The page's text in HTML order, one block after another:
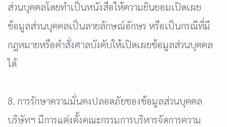
ส่วนบุคคลโดยทำเป็นหนังสือให้ความยินยอมเปิดเผย
ข้อมูลส่วนบุคคลเป็นลายลักษณ์อักษร หรือเป็นกรณีที่มี
กฎหมายหรือคำสั่งศาลบังคับให้เปิดเผยข้อมูลส่วนบุคคล
ได้
8. การรักษาความมั่นคงปลอดภัยของข้อมูลส่วนบุคคล
บริษัทฯ มีการแต่งตั้งคณะกรรมการบริหารจัดการความ